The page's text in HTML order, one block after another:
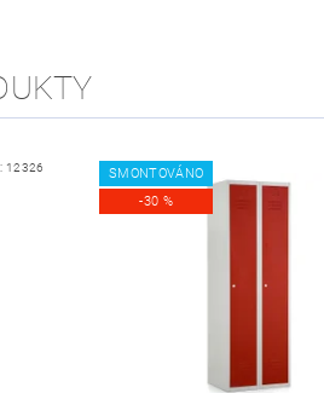
12326
SMONTOVÁNO
-30 %